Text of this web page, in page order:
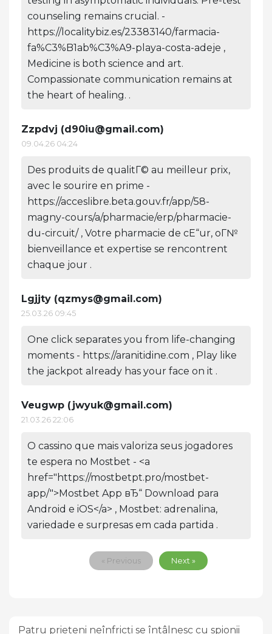
counseling remains crucial. -
https://localitybiz.es/23383140/farmacia-
fa%C3%B1ab%C3%A9-playa-costa-adeje ,
Medicine is both science and art.
Compassionate communication remains at
the heart of healing. .
Zzpdvj (d90iu@gmail.com)
09.04.26 04:24
Des produits de qualitГ© au meilleur prix,
avec le sourire en prime -
https://acceslibre.beta.gouv.fr/app/58-
magny-cours/a/pharmacie/erp/pharmacie-
du-circuit/ , Votre pharmacie de cЕ“ur, oГ№
bienveillance et expertise se rencontrent
chaque jour .
Lgjjty (qzmys@gmail.com)
25.03.26 09:45
One click separates you from life-changing
moments - https://aranitidine.com , Play like
the jackpot already has your face on it .
Veugwp (jwyuk@gmail.com)
21.03.26 22:06
O cassino que mais valoriza seus jogadores
te espera no Mostbet - <a
href="https://mostbetpt.pro/mostbet-
app/">Mostbet App вЂ“ Download para
Android e iOS</a> , Mostbet: adrenalina,
variedade e surpresas em cada partida .
« Previous Next »
Patru prieteni neînfricți se întâlnesc cu spionii